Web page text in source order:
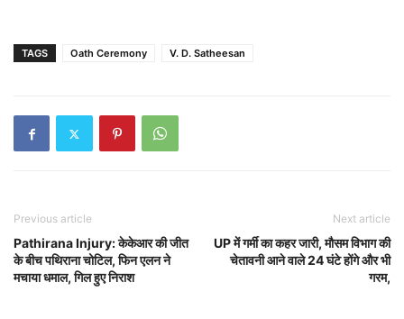
TAGS Oath Ceremony V. D. Satheesan
Previous article
Pathirana Injury: केकेआर की जीत
के बीच पथिराना चोटिल, फिन एलन ने
मचाया धमाल, गिल हुए निराश
Next article
UP में गर्मी का कहर जारी, मौसम विभाग की
चेतावनी आने वाले 24 घंटे होंगे और भी
गरम,